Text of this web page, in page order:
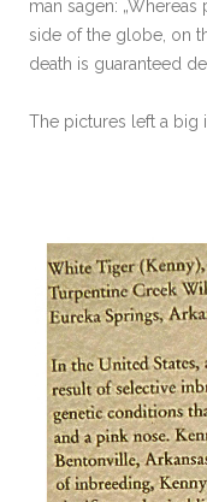
man sagen:
side of the globe, on
death is guaranteed
The pictures left a big